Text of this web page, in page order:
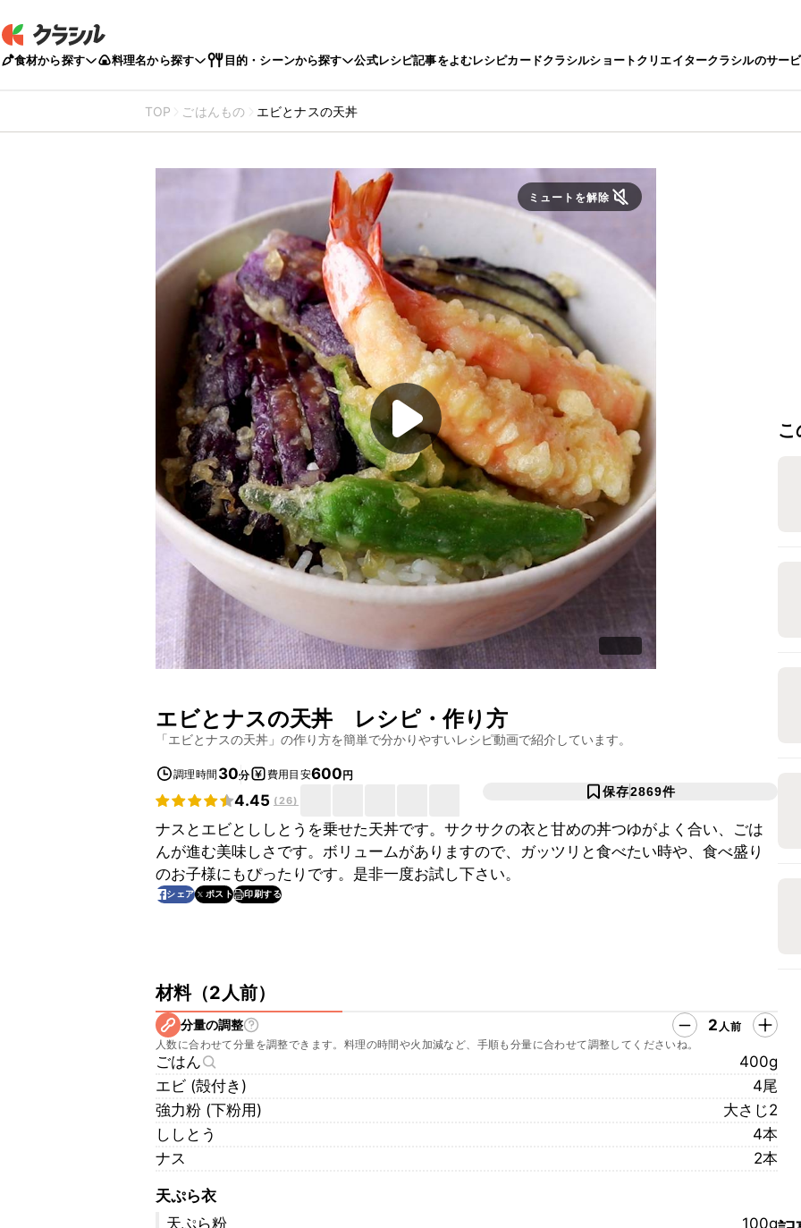
食材から探す 料理名から探す 目的・シーンから探す 公式レシピ記事をよむレシピカードクラシルショートクリエイタークラシルのサー
TOP ごはんもの エビとナスの天丼
ミュートを解除
エビとナスの天丼 レシピ・作り方
「エビとナスの天丼 」の作り方を簡単で分かりやすいレシピ動画で紹介しています。
調理時間 30分 費用目安600円
4.45 (26)
保存2869件
ナスとエビとししとうを乗せた天丼です。サクサクの衣と甘めの丼つゆがよく合い、ごは
んが進む美味しさです。ボリュームがありますので、ガッツリと食べたい時や、食べ盛り
のお子様にもぴったりです。是非一度お試し下さい。
シェア ポスト 印刷する
材料（2人前）
分量の調整 2 人前
人数に合わせて分量を調整できます。料理の時間や火加減など、手順も分量に合わせて調整してくださいね。
ごはん
400g
エビ (殻付き)
4尾
強力粉 (下粉用)
大さじ2
ししとう
4本
ナス
2本
天ぷら衣
天ぷら粉
100g